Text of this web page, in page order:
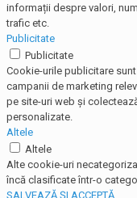
informații despre valori,
trafic etc.
Publicitate
Publicitate
Cookie-urile publicitare
campanii de marketing
pe site-uri web și
personalizate.
Altele
Altele
Alte cookie-uri
încă clasificate într-o
SALVEAZĂ ȘI ACCEPTĂ